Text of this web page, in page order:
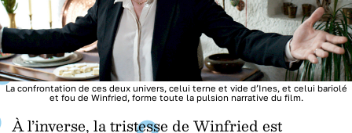
La confrontation de ces deux univers, celui terne et vide d’Ines, et celui bariolé
et fou de Winfried, forme toute la pulsion narrative du film.
À l’inverse, la tristesse de Winfried est